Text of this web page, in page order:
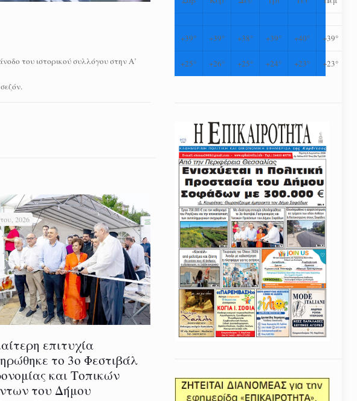
του ιστορικού συλλόγου στην Α’
2026
επιτυχία
το 3ο Φεστιβάλ
και Τοπικών
του Δήμου
+39° +39° +38° +39° +40° +39°
+25° +26° +25° +24° +23° +23°